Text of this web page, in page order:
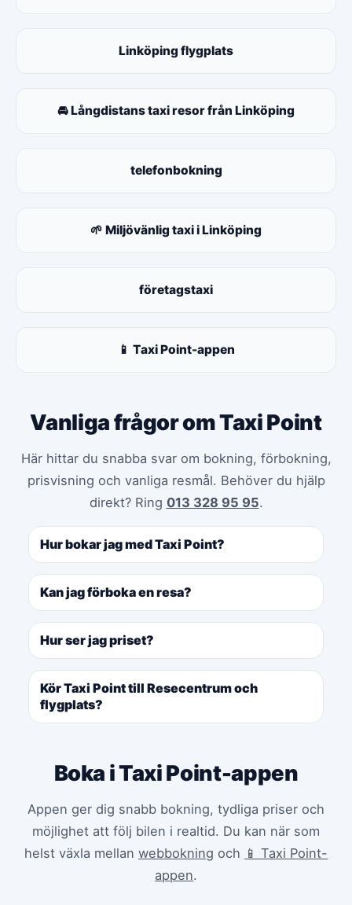
Linköping flygplats
🚘 Långdistans taxi resor från Linköping
telefonbokning
🌱 Miljövänlig taxi i Linköping
företagstaxi
📱 Taxi Point-appen
Vanliga frågor om Taxi Point
Här hittar du snabba svar om bokning, förbokning,
prisvisning och vanliga resmål. Behöver du hjälp
direkt? Ring 013 328 95 95.
Hur bokar jag med Taxi Point?
Kan jag förboka en resa?
Hur ser jag priset?
Kör Taxi Point till Resecentrum och
flygplats?
Boka i Taxi Point-appen
Appen ger dig snabb bokning, tydliga priser och
möjlighet att följ bilen i realtid. Du kan när som
helst växla mellan webbokning och 📱 Taxi Point-
appen.